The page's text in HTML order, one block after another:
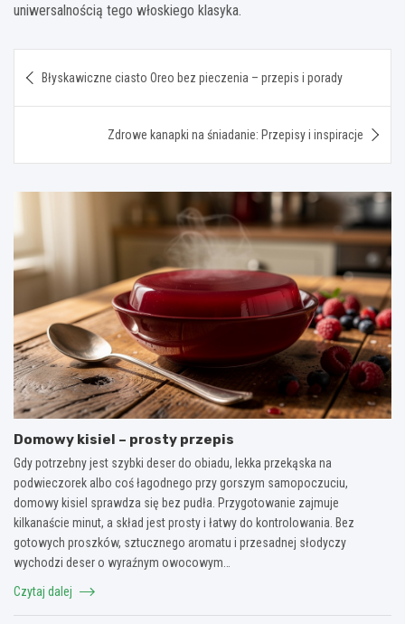
uniwersalnością tego włoskiego klasyka.
wpisu
Błyskawiczne ciasto Oreo bez pieczenia – przepis i porady
Zdrowe kanapki na śniadanie: Przepisy i inspiracje
Domowy kisiel – prosty przepis
Gdy potrzebny jest szybki deser do obiadu, lekka przekąska na
podwieczorek albo coś łagodnego przy gorszym samopoczuciu,
domowy kisiel sprawdza się bez pudła. Przygotowanie zajmuje
kilkanaście minut, a skład jest prosty i łatwy do kontrolowania. Bez
gotowych proszków, sztucznego aromatu i przesadnej słodyczy
wychodzi deser o wyraźnym owocowym…
Czytaj dalej